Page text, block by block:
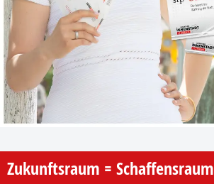
Zukunftsraum = Schaffensraum